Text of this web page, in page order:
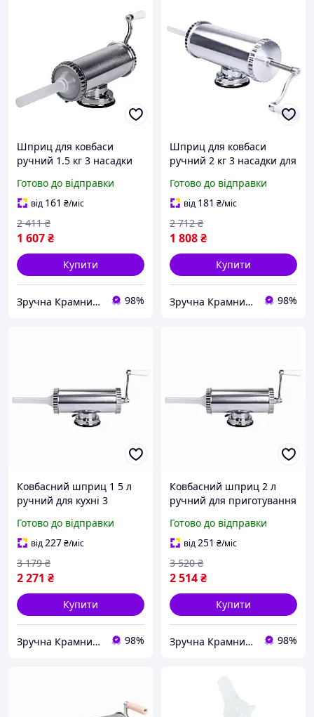
Шприц для ковбаси
ручний 1.5 кг 3 насадки
MK-7762
Готово до відправки
від 161 ₴/міс
1 607₴
2 411 ₴
Купити
Зручна Крамниця 98%
Шприц для ковбаси
ручний 2 кг 3 насадки для
MK-7763
Готово до відправки
від 181 ₴/міс
1 808₴
2 712 ₴
Купити
Зручна Крамниця 98%
Ковбасний шприц 1 5 л
ручний для кухні 3
Vanessa MK-10135
Готово до відправки
від227₴/міс
2 271 ₴
3 179 ₴
Купити
Зручна Крамниця 98%
Ковбасний шприц 2 л
ручний для приготування
неіржавка сталь Vanessa
MK-10136
Готово до відправки
від251 ₴/міс
2 514₴
3 520 ₴
Купити
Зручна Крамниця 98%